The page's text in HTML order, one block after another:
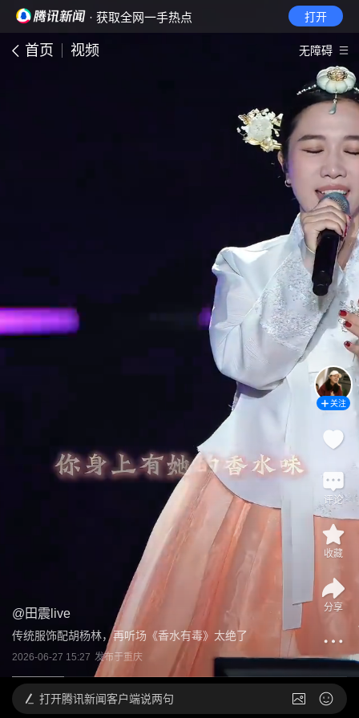
· 获取全网一手热点 打开
首页 视频 无障碍
@田震live
传统服饰配胡杨林，再听场《香水有毒》太绝了
2026-06-27 15:27 发布于重庆
关注
评论
收藏
分享
打开腾讯新闻客户端说两句